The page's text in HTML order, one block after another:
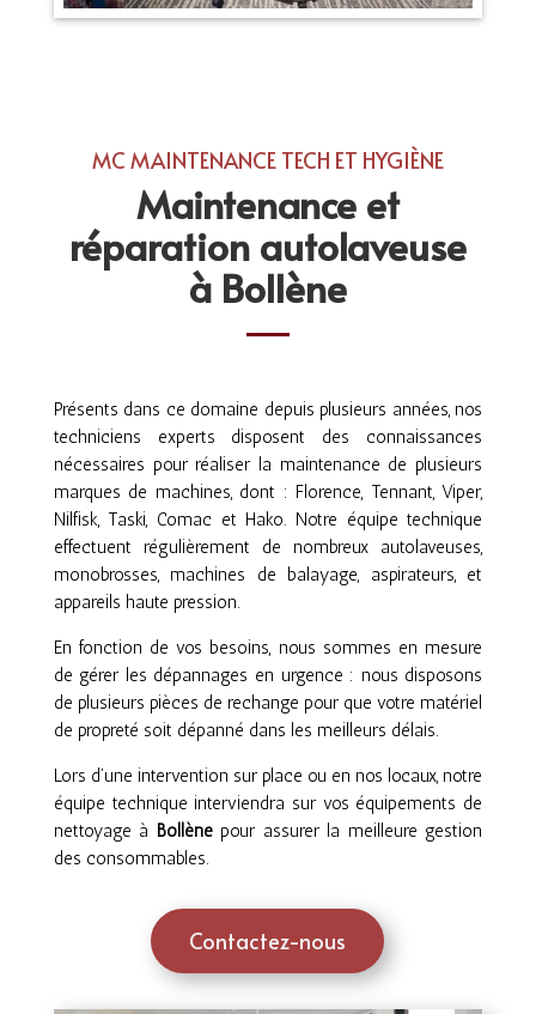
MC MAINTENANCE TECH ET HYGIÈNE
Maintenance et
réparation autolaveuse
à Bollène
Présents dans ce domaine depuis plusieurs années, nos
techniciens experts disposent des connaissances
nécessaires pour réaliser la maintenance de plusieurs
marques de machines, dont : Florence, Tennant, Viper,
Nilfisk, Taski, Comac et Hako. Notre équipe technique
effectuent régulièrement de nombreux autolaveuses,
monobrosses, machines de balayage, aspirateurs, et
appareils haute pression.
En fonction de vos besoins, nous sommes en mesure
de gérer les dépannages en urgence : nous disposons
de plusieurs pièces de rechange pour que votre matériel
de propreté soit dépanné dans les meilleurs délais.
Lors d’une intervention sur place ou en nos locaux, notre
équipe technique interviendra sur vos équipements de
nettoyage à Bollènepour assurer la meilleure gestion
des consommables.
Contactez-nous